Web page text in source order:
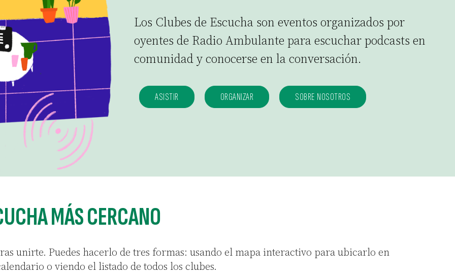
Los Clubes de Escucha son eventos organizados por
oyentes de Radio Ambulante para escuchar podcasts en
comunidad y conocerse en la conversación.
ASISTIR ORGANIZAR SOBRE NOSOTROS
MÁS CERCANO
unirte. Puedes hacerlo de tres formas: usando el mapa interactivo para ubicarlo en
o viendo el listado de todos los clubes.